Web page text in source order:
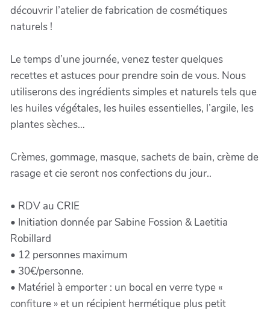
découvrir l’atelier de fabrication de cosmétiques
naturels !
Le temps d’une journée, venez tester quelques
recettes et astuces pour prendre soin de vous. Nous
utiliserons des ingrédients simples et naturels tels que
les huiles végétales, les huiles essentielles, l’argile, les
plantes sèches…
Crèmes, gommage, masque, sachets de bain, crème de
rasage et cie seront nos confections du jour..
• RDV au CRIE
• Initiation donnée par Sabine Fossion & Laetitia
Robillard
• 12 personnes maximum
• 30€/personne.
• Matériel à emporter : un bocal en verre type «
confiture » et un récipient hermétique plus petit